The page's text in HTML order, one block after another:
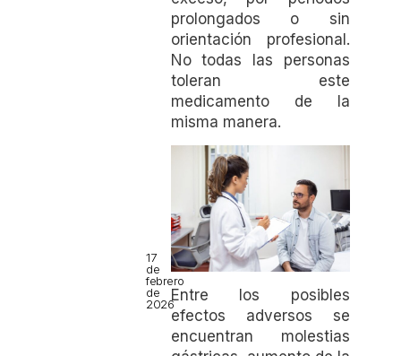
17
de
febrero
de
2026
prolongados o sin
orientación profesional.
No todas las personas
toleran este
medicamento de la
misma manera.
Entre los posibles
efectos adversos se
encuentran molestias